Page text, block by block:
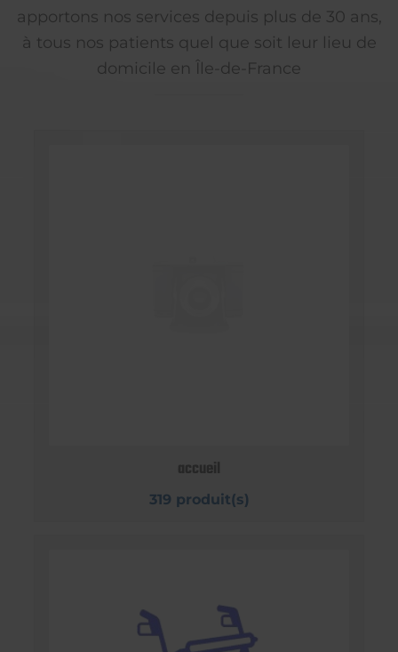
apportons nos services depuis plus de 30 ans,
à tous nos patients quel que soit leur lieu de
domicile en Île-de-France
accueil
319 produit(s)